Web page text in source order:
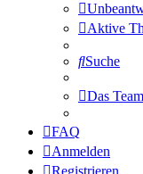
Aktive
Suche
Das Team
FAQ
Anmelden